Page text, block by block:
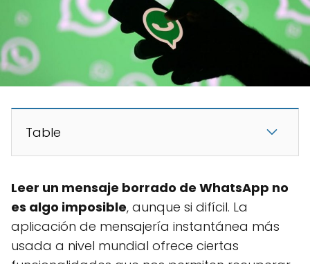
Table
Leer un mensaje borrado de WhatsApp no
es algo imposible, aunque si difícil. La
aplicación de mensajería instantánea más
usada a nivel mundial ofrece ciertas